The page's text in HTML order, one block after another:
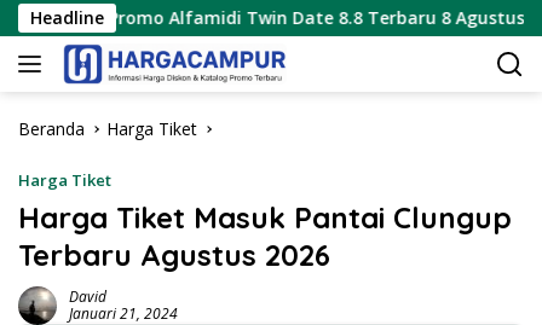
Langsung
ke
konten
Headline
Alfamidi Twin Date 8.8 Terbaru 8 Agustus 2026 Hanya 1
Beranda Harga Tiket
Harga Tiket
Harga Tiket Masuk Pantai Clungup
Terbaru Agustus 2026
David
Januari 21, 2024